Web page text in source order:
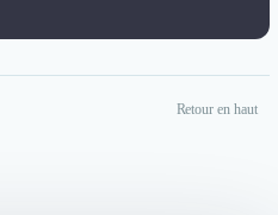
Retour en haut